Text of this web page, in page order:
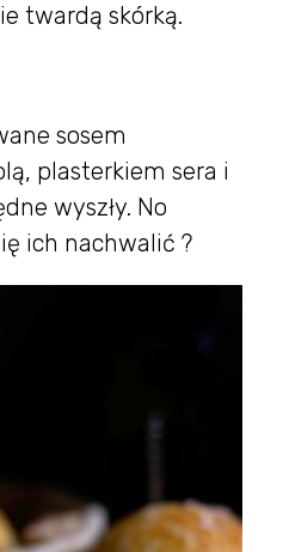
twardą skórką.
sosem
plasterkiem sera i
wyszły. No
ich nachwalić ?